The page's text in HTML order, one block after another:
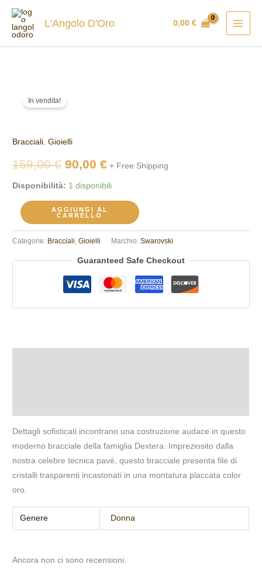
contenuto
L'Angolo D'Oro 0,00€
In vendita!
Bracciali ,Gioielli
159,00€
originale
era:
159,00 €.
90,00€ è:
90,00 €.
+ Free Shipping
Disponibilità: 1 disponibili
Swarovski
AGGIUNGI AL
CARRELLO
Categorie: Bracciali,Gioielli Marchio:Swarovski
Guaranteed Safe Checkout
Dettagli sofisticati incontrano una costruzione audace in questo
moderno bracciale della famiglia Dextera. Impreziosito dalla
nostra celebre tecnica pavé, questo bracciale presenta file di
cristalli trasparenti incastonati in una montatura placcata color
oro.
Genere Donna
Ancora non ci sono recensioni.